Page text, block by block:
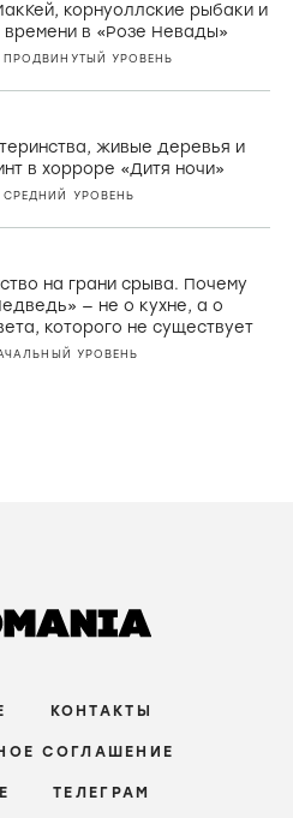
корнуоллские рыбаки и
времени в «Розе Невады»
ПРОДВИНУТЫЙ УРОВЕНЬ
живые деревья и
в хорроре «Дитя ночи»
СРЕДНИЙ УРОВЕНЬ
на грани срыва. Почему
— не о кухне, а о
которого не существует
УРОВЕНЬ
КОНТАКТЫ
СОГЛАШЕНИЕ
ТЕЛЕГРАМ